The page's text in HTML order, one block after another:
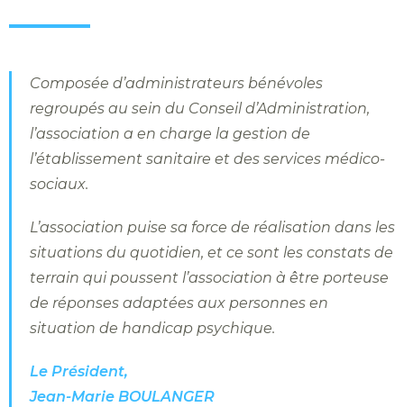
Composée d’administrateurs bénévoles
regroupés au sein du Conseil d’Administration,
l’association a en charge la gestion de
l’établissement sanitaire et des services médico-
sociaux.
L’association puise sa force de réalisation dans les
situations du quotidien, et ce sont les constats de
terrain qui poussent l’association à être porteuse
de réponses adaptées aux personnes en
situation de handicap psychique.
Le Président,
Jean-Marie BOULANGER